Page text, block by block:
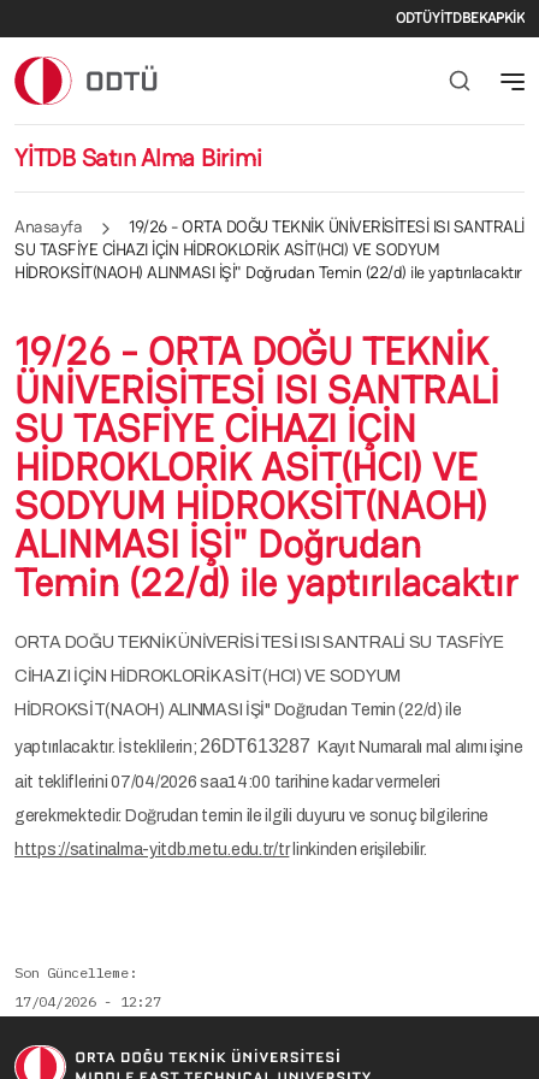
İkincil
ODTÜYİTDBEKAPKİK
YİTDB Satın Alma Birimi
Anasayfa
19/26 - ORTA DOĞU TEKNİK ÜNİVERİSİTESİ ISI SANTRALİ
SU TASFİYE CİHAZI İÇİN HİDROKLORİK ASİT(HCI) VE SODYUM
HİDROKSİT(NAOH) ALINMASI İŞİ" Doğrudan Temin (22/d) ile yaptırılacaktır
19/26 - ORTA DOĞU TEKNİK
ÜNİVERİSİTESİ ISI SANTRALİ
SU TASFİYE CİHAZI İÇİN
HİDROKLORİK ASİT(HCI) VE
SODYUM HİDROKSİT(NAOH)
ALINMASI İŞİ" Doğrudan
Temin (22/d) ile yaptırılacaktır
ORTA DOĞU TEKNİK ÜNİVERİSİTESİ ISI SANTRALİ SU TASFİYE
CİHAZI İÇİN HİDROKLORİK ASİT(HCI) VE SODYUM
HİDROKSİT(NAOH) ALINMASI İŞİ" Doğrudan Temin (22/d) ile
yaptırılacaktır. İsteklilerin;26DT613287 Kayıt Numaralı mal alımı işine
ait tekliflerini 07/04/2026 saa14:00 tarihine kadar vermeleri
gerekmektedir. Doğrudan temin ile ilgili duyuru ve sonuç bilgilerine
https://satinalma-yitdb.metu.edu.tr/trlinkinden erişilebilir.
Son Güncelleme
17/04/2026 - 12:27